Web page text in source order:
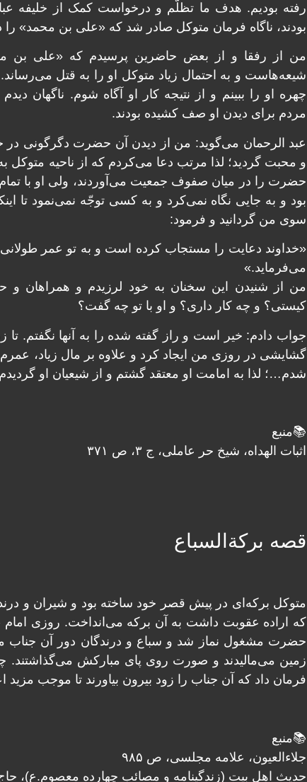
رفته بودیم. هدف ما تظلّم و درخواست کمک از خلیفه
بودند، ناگاه فرمان متوکل صادر شد که «علی بن محمد» را
من از رفقا و از بعض حاضرین پرسیدم که «علی بن
شیعه‌هاست و به احتمال زیاد متوکل او را به قتل
چهره او را ببینم و از نتیجه کار او آگاه شوم. ناگهان
مردم برای دیدن او صف کشیده بودند.
عبد الرحمان می‌گوید: من از دیدن آن حضرت دگرگونی
و محبت گردید؛ لذا مرتب دعا می‌کردم که از ناحیه متوکل
حضرت را در میان صفوف جمعیت می‌آوردند، ولی او با
بود و به جایی نگاه نمی‌کرد و به کسی توجّه نمی‌نمود تا
سوی من گردانید و فرمود:
«خداوند دعایت را مستجاب کرده است و به تو عمر
می‌فرماید.»
من از شنیدن این سخنان به خود لرزیدم و همراهان
کیستی؟ و چه کار داری؟ و او با تو چه گفت؟
جواب دادم: خیر است و راز گفته شده را به آنها نگفتم. تا
گشایشی در روزی من ایجاد کرد و علاوه بر مال زیاد،
شدم…؛ لذا به امامت او معتقد گشتم و از شیعیان او
📚منبع
اثبات الهداه، شیخ حر عاملی، ج ۳، ص ۳۷۱
قصه برکةالسباع
متوکل برکه‌ای در پیش قصر خود ساخته بود و شیران و
که اراده عقوبت داشت به آن برکه می‌انداخت. روزی امام
حضرت مشغول نماز شد و سباع و درندگان دور آن جناب
زمین می‌مالیدند و صورت روی پای مبارکش می‌گذاشتند.
فرمان داد که آن جناب را زود بیرون بیاورند تا موجب مزید
📚منبع
جلاءالعیون، علامه مجلسی، ص ۹۸۵
حدیث اهل بیت (زندگینامه و مصائب چهارده معصوم.ع)، حاج